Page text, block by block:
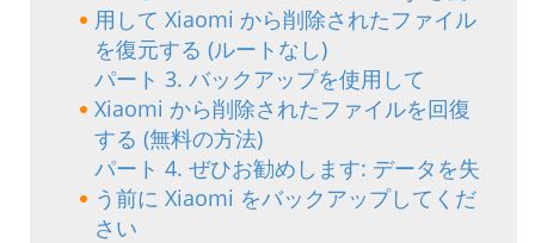
用して Xiaomi から削除されたファイル
を復元する (ルートなし)
パート 3. バックアップを使用して
Xiaomi から削除されたファイルを回復
する (無料の方法)
パート 4. ぜひお勧めします: データを失
う前に Xiaomi をバックアップしてくだ
さい